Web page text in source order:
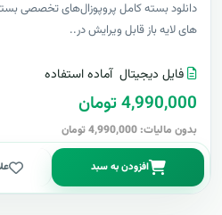
دانلود بسته کامل پروپوزال‌های تخصصی
های لایه باز قابل ویرایش در..
فایل دیجیتال آماده استفاده
4,990,000 تومان
بدون مالیات: 4,990,000 تومان
افزودن به سبد